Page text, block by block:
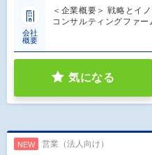
会社
概要
＜企業概要＞ 戦略とイ
コンサルティングファー
気になる
NEW 営業（法人向け）